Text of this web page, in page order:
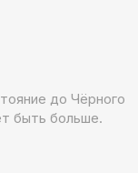
до Чёрного
быть больше.